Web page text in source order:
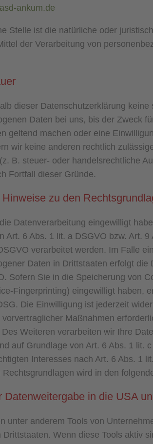
ankum.de
Stelle ist die natürliche oder
der Verarbeitung von
dieser Datenschutzerklärung
Daten bei uns, bis der Zweck
geltend machen oder eine
wir keine anderen rechtlich
B. steuer- oder handelsrechtliche
Fortfall dieser Gründe.
zu den
Datenverarbeitung eingewilligt
Art. 6 Abs. 1 lit. a DSGVO bzw. Art.
verarbeitet werden. Im Falle
Daten in Drittstaaten erfolgt
Sofern Sie in die Speicherung von
Fingerprinting) eingewilligt haben,
Die Einwilligung ist jederzeit
Maßnahmen
Des Weiteren verarbeiten wir Ihre
auf Grundlage von Art. 6 Abs. 1 lit.
Interesses nach Art. 6 Abs. 1
Rechtsgrundlagen wird in den
Datenweitergabe in die USA
unter anderem Tools von
Drittstaaten. Wenn diese Tools aktiv